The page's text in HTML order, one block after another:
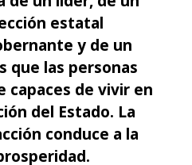
estatal
y de un
que las personas
de vivir en
del Estado. La
conduce a la